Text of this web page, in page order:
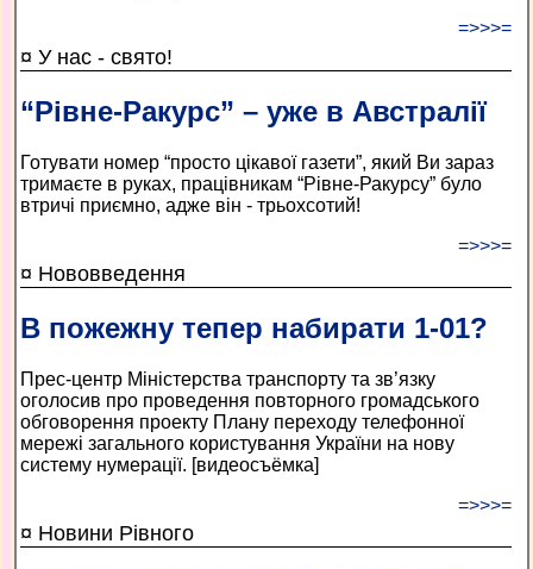
=>>>=
¤ У нас - свято!
“Рівне-Ракурс” – уже в Австралії
Готувати номер “просто цікавої газети”, який Ви зараз
тримаєте в руках, працівникам “Рівне-Ракурсу” було
втричі приємно, адже він - трьохсотий!
=>>>=
¤ Нововведення
В пожежну тепер набирати 1-01?
Прес-центр Міністерства транспорту та зв’язку
оголосив про проведення повторного громадського
обговорення проекту Плану переходу телефонної
мережі загального користування України на нову
систему нумерації. [видеосъёмка]
=>>>=
¤ Новини Рівного